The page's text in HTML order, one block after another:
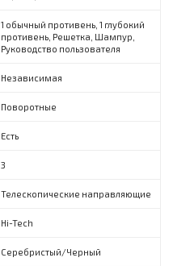
1 обычный противень, 1 глубокий
противень, Решетка, Шампур,
Руководство пользователя
Независимая
Поворотные
Есть
3
Телескопические направляющие
Hi-Tech
Серебристый/Черный